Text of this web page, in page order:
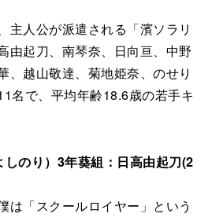
人公が派遣される「濱ソラリ
由起刀、南琴奈、日向亘、中野
、越山敬達、菊地姫奈、のせり
名で、平均年齢18.6歳の若手キ
のり）3年葵組：日高由起刀(2
は「スクールロイヤー」という